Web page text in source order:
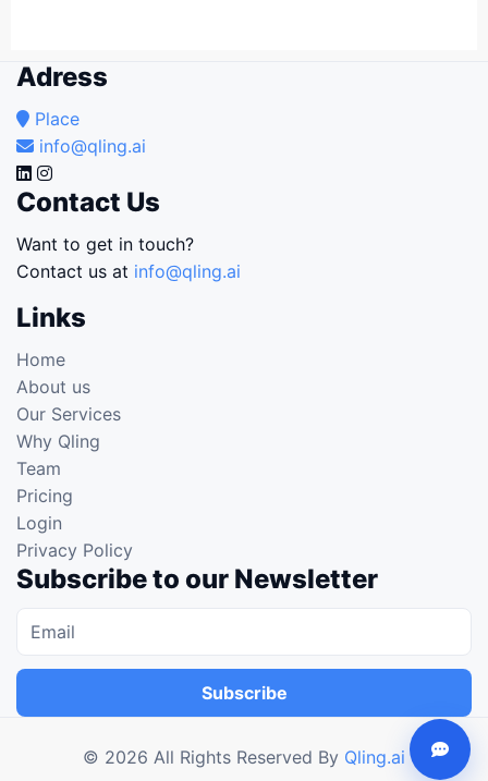
Adress
Place
info@qling.ai
Contact Us
Want to get in touch?
Contact us at info@qling.ai
Links
Home
About us
Our Services
Why Qling
Team
Pricing
Login
Privacy Policy
Subscribe to our Newsletter
Subscribe
© 2026 All Rights Reserved By Qling.ai